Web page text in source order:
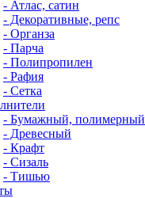
- Атлас, сатин
- Декоративные, репс
- Органза
- Парча
- Полипропилен
- Рафия
- Сетка
- Бумажный, полимерный
- Древесный
- Крафт
- Сизаль
- Тишью